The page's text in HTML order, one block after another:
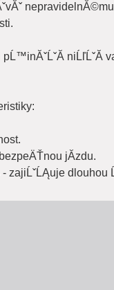
niĹľĹˇĂ­
jĂ­zdu.
zajiĹˇĹĄuje dlouhou